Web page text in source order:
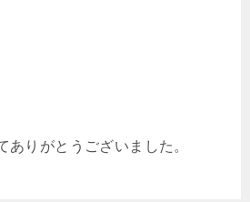
ありがとうございました。